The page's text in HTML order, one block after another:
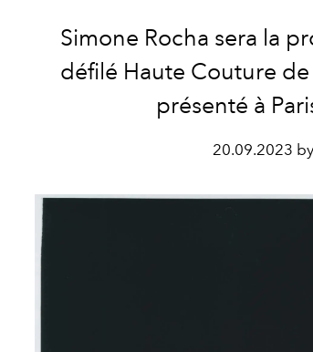
Simone Rocha sera la
défilé Haute Couture
présenté à
20.09.2023